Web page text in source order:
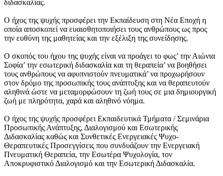
διδασκαλίας.
Ο ήχος της ψυχής προσφέρει την Εκπαίδευση στη Νέα Εποχή η
οποία αποσκοπεί να ευαισθητοποιήσει τους ανθρώπους ως προς
την ευθύνη της μαθητείας και την εξέλιξη της συνείδησης.
Ο σκοπός του ήχου της ψυχής είναι να προάγει το φως’ την Αιώνια
Σοφία’ την εσωτερική διδασκαλία και τη θεραπεία’ να βοηθήσει
τους ανθρώπους να αφυπνιστούν πνευματικά’ να προχωρήσουν
στον δρόμο της προσωπικής τους ανάπτυξης και να θεραπευτούν
αληθινά ώστε να μεταμορφώσουν τη ζωή τους σε μια δημιουργική
ζωή με πληρότητα, χαρά και αληθινό νόημα.
Ο ήχος της ψυχής προσφέρει Εκπαιδευτικά Τμήματα / Σεμινάρια
Προσωπικής Ανάπτυξης, Διαλογισμού και Εσωτερικής
Διδασκαλίας καθώς και Συνθετικές Ενεργειακές Ψυχο-
Θεραπευτικές Προσεγγίσεις που συνδυάζουν την Ενεργειακή
Πνευματική Θεραπεία, την Εσωτέρα Ψυχολογία, τον
Αποκρυφιστικό Διαλογισμό και την Εσωτερική Διδασκαλία.